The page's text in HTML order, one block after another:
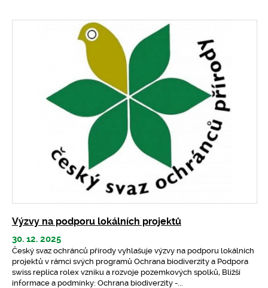
Výzvy na podporu lokálních projektů
30. 12. 2025
Český svaz ochránců přírody vyhlašuje výzvy na podporu lokálních
projektů v rámci svých programů Ochrana biodiverzity a Podpora
swiss replica rolex vzniku a rozvoje pozemkových spolků, Bližší
informace a podmínky: Ochrana biodiverzity -...